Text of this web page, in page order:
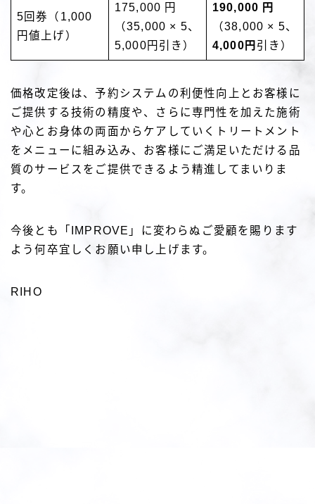
5回券（1,000
円値上げ）
175,000 円
（35,000 × 5、
5,000円引き）
190,000 円
（38,000 × 5、
4,000円 引き）
価格改定後は、予約システムの利便性向上とお客様に
ご提供する技術の精度や、さらに専門性を加えた施術
や心とお身体の両面からケアしていくトリートメント
をメニューに組み込み、お客様にご満足いただける品
質のサービスをご提供できるよう精進してまいりま
す。
今後とも「IMPROVE」に変わらぬご愛顧を賜ります
よう何卒宜しくお願い申し上げます。
RIHO